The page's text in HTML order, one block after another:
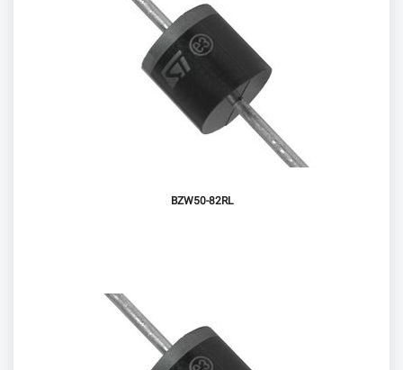
BZW50-82RL